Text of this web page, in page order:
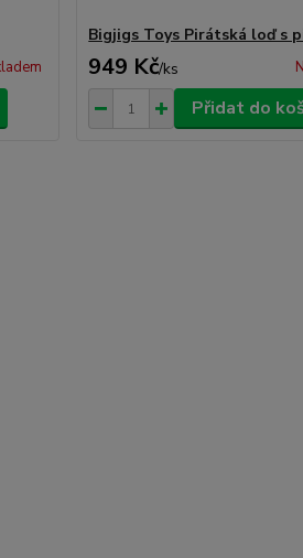
Bigjigs Toys Pirátská loď s
949 Kč/ks
Přidat do